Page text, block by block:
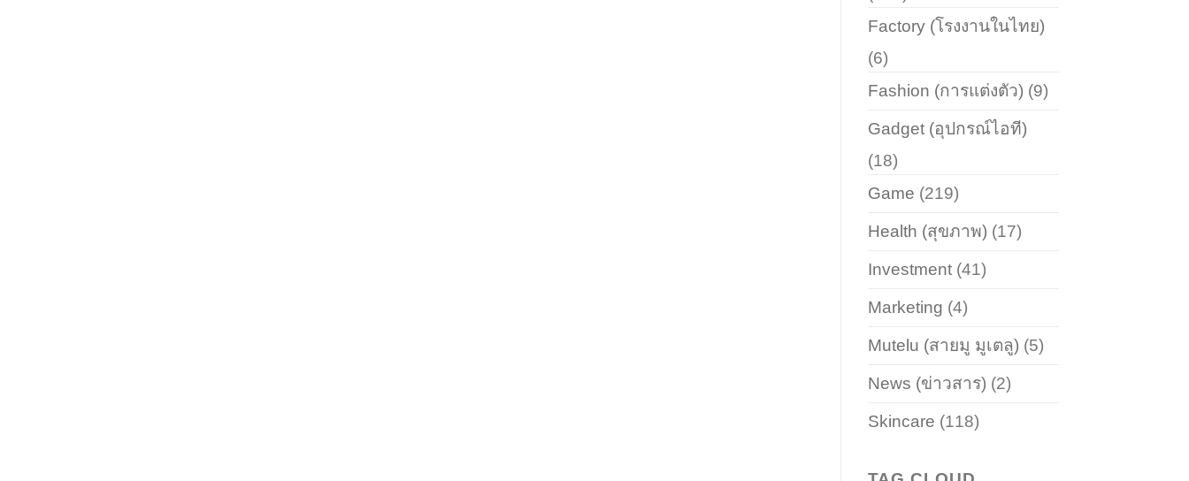
Factory (โรงงานในไทย)
(6)
Fashion (การแต่งตัว) (9)
Gadget (อุปกรณ์ไอที)
(18)
Game (219)
Health (สุขภาพ) (17)
Investment(41)
Marketing (4)
Mutelu (สายมู มูเตลู) (5)
News (ข่าวสาร) (2)
Skincare (118)